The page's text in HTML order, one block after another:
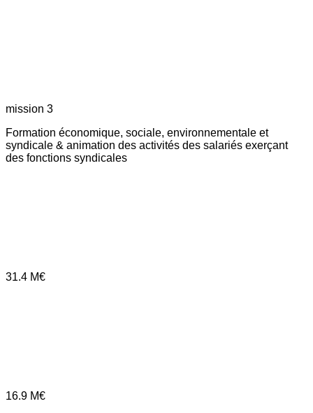
mission 3
Formation économique, sociale, environnementale et
syndicale & animation des activités des salariés exerçant
des fonctions syndicales
31.4 M€
16.9 M€